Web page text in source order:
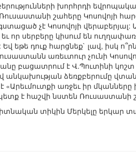
խորհրդի
շահերը Կոսովոյի
չէ Կոսովոյի վերաբերյալ:
որ սերբերը կիսում են
Եվ եթե դուք հարցնեք` լավ, իսկ
առեւտուր չունի
բացատրում է Վ.Պուտինի
անկախության ձեռքբերումը
«Արեւմուտքի առջեւ իր
է հաշվի նստեն Ռուսաստանի
տիկին Մերկելը երկար